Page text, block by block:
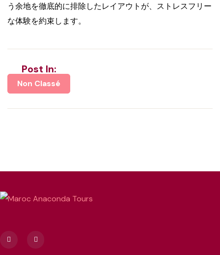
う余地を徹底的に排除したレイアウトが、ストレスフリー
な体験を約束します。
Post In:
Non Classé